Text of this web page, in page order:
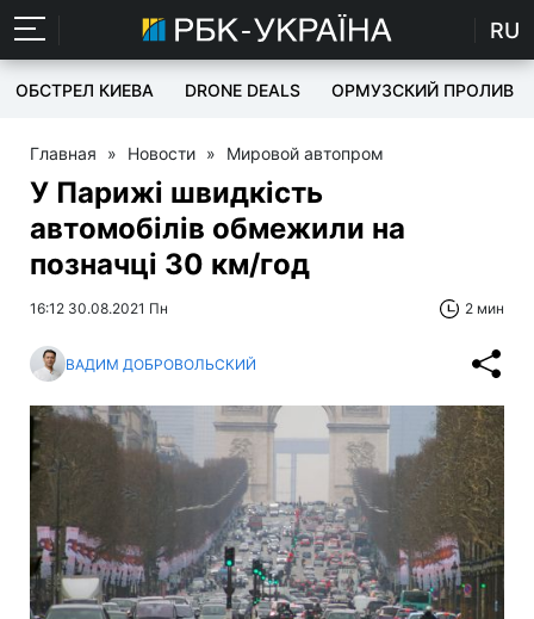
RU
ОБСТРЕЛ КИЕВА DRONE DEALS ОРМУЗСКИЙ ПРОЛИВ
Главная » Новости » Мировой автопром
У Парижі швидкість
автомобілів обмежили на
позначці 30 км/год
16:12 30.08.2021 Пн 2 мин
ВАДИМ ДОБРОВОЛЬСКИЙ